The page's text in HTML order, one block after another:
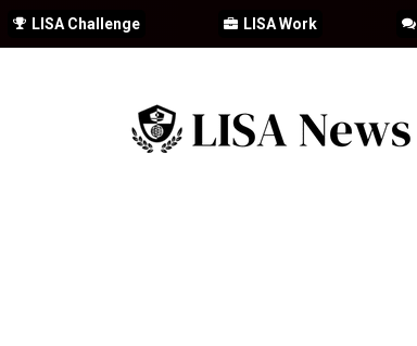
LISA Work
LISA Challenge